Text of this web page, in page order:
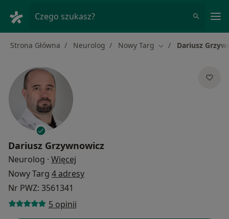
Czego szukasz?
Strona Główna Neurolog Nowy Targ Zmień miasto
Dariusz
Dariusz Grzywnowicz
Neurolog · Więcej
Nowy Targ 4 adresy
Nr PWZ: 3561341
5 opinii